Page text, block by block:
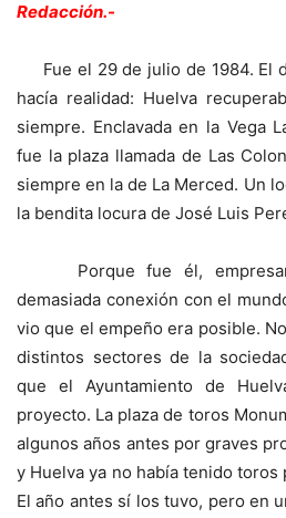
Redacción.-
Fue el 29 de julio de 1984. El
hacía realidad: Huelva
siempre. Enclavada en la Vega
fue la plaza llamada de Las
siempre en la de La Merced. Un
la bendita locura de José Luis
Porque fue él,
demasiada conexión con el
vio que el empeño era posible.
distintos sectores de la
que el Ayuntamiento de
proyecto. La plaza de toros
algunos años antes por graves
y Huelva ya no había tenido toros
El año antes sí los tuvo, pero en